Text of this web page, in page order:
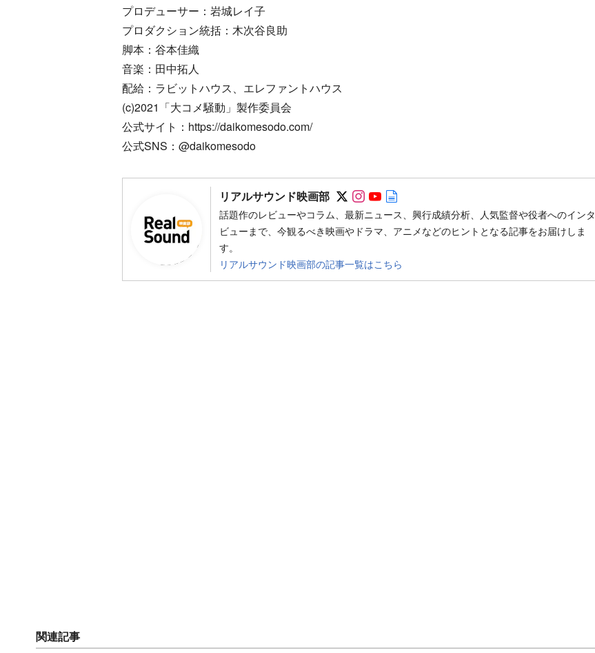
プロデューサー：岩城レイ子
プロダクション統括：木次谷良助
脚本：谷本佳織
音楽：田中拓人
配給：ラビットハウス、エレファントハウス
(c)2021「大コメ騒動」製作委員会
公式サイト：https://daikomesodo.com/
公式SNS：@daikomesodo
リアルサウンド映画部 Follow on SNS
Follow on SNS
Follow on SNS
話題作のレビューやコラム、最新ニュース、興行成績分析、人気監督や役者へのインタ
ビューまで、今観るべき映画やドラマ、アニメなどのヒントとなる記事をお届けしま
す。
リアルサウンド映画部の記事一覧はこちら
関連記事